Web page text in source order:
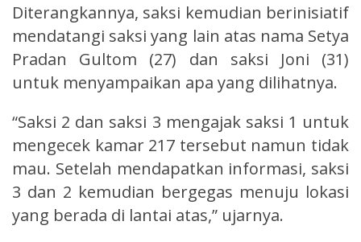
Diterangkannya, saksi kemudian berinisiatif
mendatangi saksi yang lain atas nama Setya
Pradan Gultom (27) dan saksi Joni (31)
untuk menyampaikan apa yang dilihatnya.
“Saksi 2 dan saksi 3 mengajak saksi 1 untuk
mengecek kamar 217 tersebut namun tidak
mau. Setelah mendapatkan informasi, saksi
3 dan 2 kemudian bergegas menuju lokasi
yang berada di lantai atas,” ujarnya.